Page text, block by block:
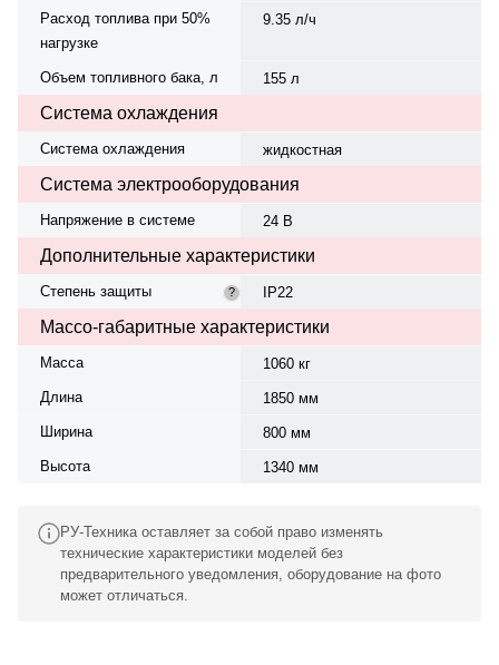
Расход топлива при 50%
нагрузке
9.35 л/ч
Объем топливного бака, л 155 л
Система охлаждения
Система охлаждения жидкостная
Система электрооборудования
Напряжение в системе 24 В
Дополнительные характеристики
Степень защиты ? IP22
Массо-габаритные характеристики
Масса
1060 кг
Длина
1850 мм
Ширина
800 мм
Высота
1340 мм
РУ-Техника оставляет за собой право изменять
технические характеристики моделей без
предварительного уведомления, оборудование на фото
может отличаться.